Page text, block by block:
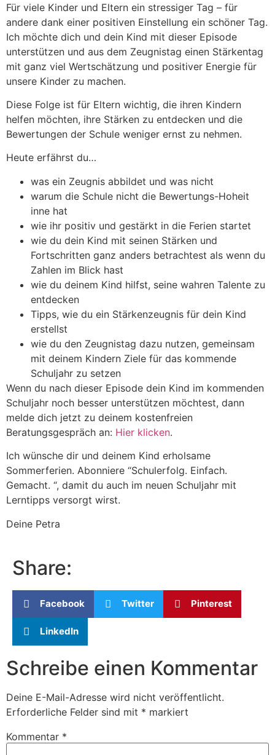
Für viele Kinder und Eltern ein stressiger Tag – für
andere dank einer positiven Einstellung ein schöner Tag.
Ich möchte dich und dein Kind mit dieser Episode
unterstützen und aus dem Zeugnistag einen Stärkentag
mit ganz viel Wertschätzung und positiver Energie für
unsere Kinder zu machen.
Diese Folge ist für Eltern wichtig, die ihren Kindern
helfen möchten, ihre Stärken zu entdecken und die
Bewertungen der Schule weniger ernst zu nehmen.
Heute erfährst du…
was ein Zeugnis abbildet und was nicht
warum die Schule nicht die Bewertungs-Hoheit
inne hat
wie ihr positiv und gestärkt in die Ferien startet
wie du dein Kind mit seinen Stärken und
Fortschritten ganz anders betrachtest als wenn du
Zahlen im Blick hast
wie du deinem Kind hilfst, seine wahren Talente zu
entdecken
Tipps, wie du ein Stärkenzeugnis für dein Kind
erstellst
wie du den Zeugnistag dazu nutzen, gemeinsam
mit deinem Kindern Ziele für das kommende
Schuljahr zu setzen
Wenn du nach dieser Episode dein Kind im kommenden
Schuljahr noch besser unterstützen möchtest, dann
melde dich jetzt zu deinem kostenfreien
Beratungsgespräch an: Hier klicken.
Ich wünsche dir und deinem Kind erholsame
Sommerferien. Abonniere “Schulerfolg. Einfach.
Gemacht. “, damit du auch im neuen Schuljahr mit
Lerntipps versorgt wirst.
Deine Petra
Share:
Facebook Twitter Pinterest
LinkedIn
Schreibe einen Kommentar
Deine E-Mail-Adresse wird nicht veröffentlicht.
Erforderliche Felder sind mit * markiert
Kommentar *